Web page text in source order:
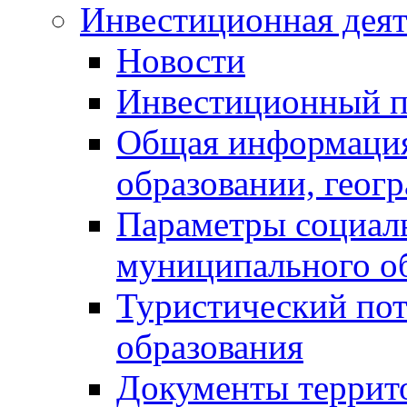
Инвестиционная
Новости
Инвестиционный
Общая
образовании,
Параметры
муниципального
Туристический
образования
Документы